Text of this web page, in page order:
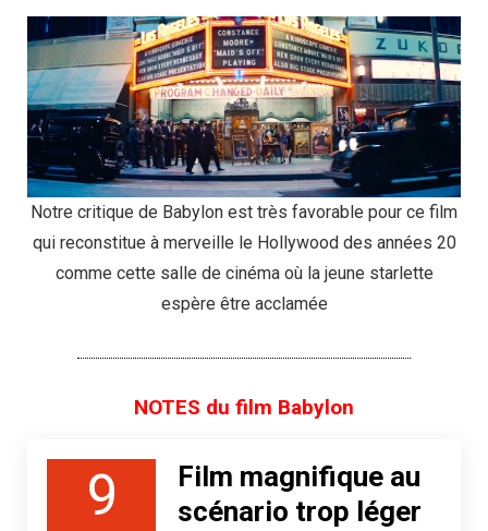
Notre critique de Babylon est très favorable pour ce film
qui reconstitue à merveille le Hollywood des années 20
comme cette salle de cinéma où la jeune starlette
espère être acclamée
NOTES du film Babylon
9
Film magnifique au
scénario trop léger